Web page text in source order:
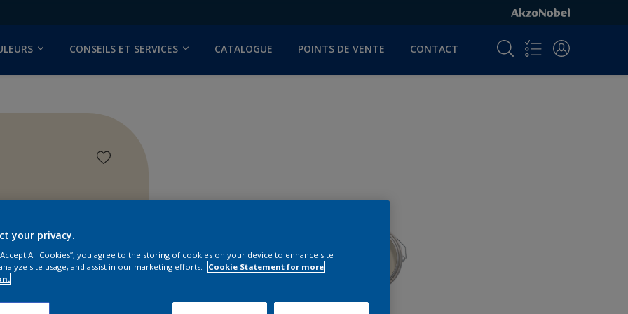
CONSEILS ET SERVICES CATALOGUE POINTS DE VENTE CONTACT
Studio
your privacy.
All Cookies”, you agree to the storing of cookies on your device to enhance site
site usage, and assist in our marketing efforts.
Cookie Statement for more